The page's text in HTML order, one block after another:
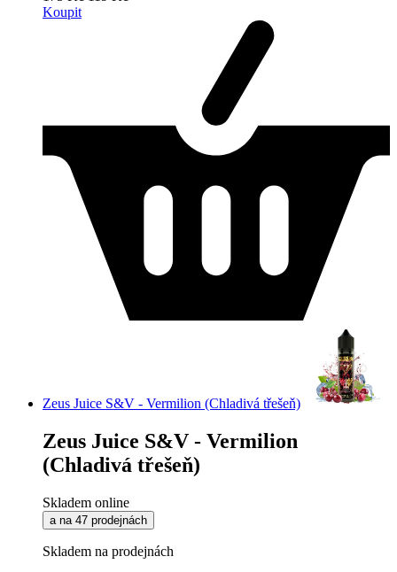
Koupit
Zeus Juice S&V - Vermilion (Chladivá třešeň)
Zeus Juice S&V - Vermilion
(Chladivá třešeň)
Skladem online
a na 47 prodejnách
Skladem na prodejnách